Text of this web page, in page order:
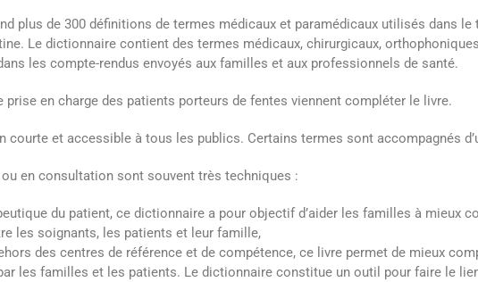
plus de 300 définitions de termes médicaux et paramédicaux utilisés dans
Le dictionnaire contient des termes médicaux, chirurgicaux,
les compte-rendus envoyés aux familles et aux professionnels de santé.
en charge des patients porteurs de fentes viennent compléter le livre.
courte et accessible à tous les publics. Certains termes sont accompagnés
en consultation sont souvent très techniques :
du patient, ce dictionnaire a pour objectif d’aider les familles à mieux
les soignants, les patients et leur famille,
des centres de référence et de compétence, ce livre permet de mieux
les familles et les patients. Le dictionnaire constitue un outil pour faire le